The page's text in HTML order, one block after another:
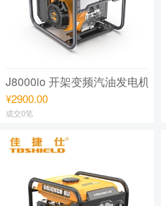
J8000io 开架变频汽油发电机组
¥2900.00
成交0笔